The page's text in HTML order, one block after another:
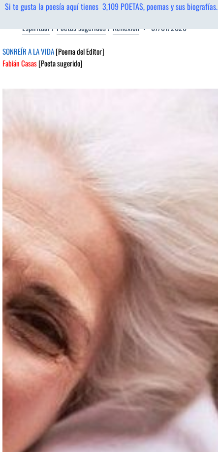
Si te gusta la poesía aquí tienes 3,109 POETAS, poemas y sus biografías.
Espiritual/Poetas sugeridos/Reflexión 07/01/2026
SONREÍR A LA VIDA[Poema del Editor]
Fabián Casas[Poeta sugerido]